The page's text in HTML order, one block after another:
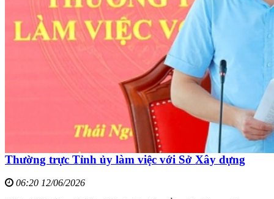
Thường trực Tỉnh ủy làm việc với Sở Xây dựng
06:20 12/06/2026